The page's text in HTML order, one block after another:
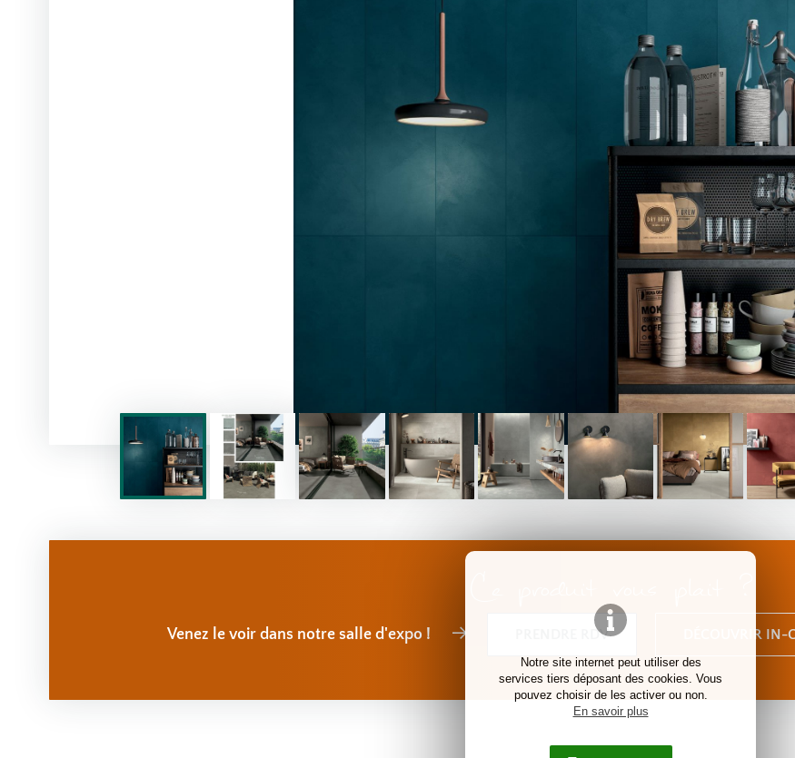
Notre site internet peut utiliser des
services tiers déposant des cookies. Vous
pouvez choisir de les activer ou non.
En savoir plus
Ce produit vous plait ?
Venez le voir dans notre salle d'expo ! PRENDRE RDV DÉCOUVRIR IN-